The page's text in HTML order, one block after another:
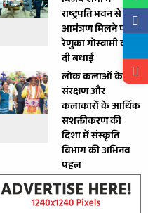
राष्ट्रपति भवन से
आमंत्रण मिलने पर
रेणुका गोस्वामी को
दी बधाई
लोक कलाओं के
संरक्षण और
कलाकारों के आर्थिक
सशक्तीकरण की
दिशा में संस्कृति
विभाग की अभिनव
पहल